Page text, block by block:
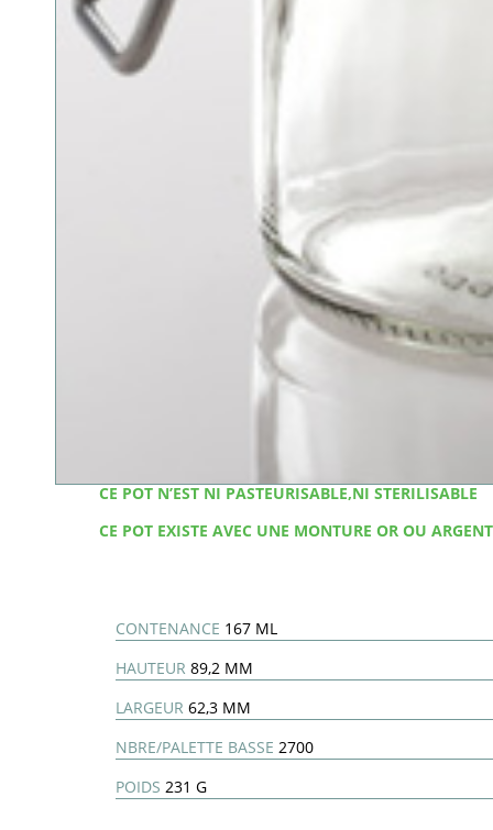
CE POT N’EST NI PASTEURISABLE,NI STERILISABLE
CE POT EXISTE AVEC UNE MONTURE OR OU
CONTENANCE 167 ML
HAUTEUR 89,2 MM
LARGEUR 62,3 MM
NBRE/PALETTE BASSE 2700
POIDS 231 G